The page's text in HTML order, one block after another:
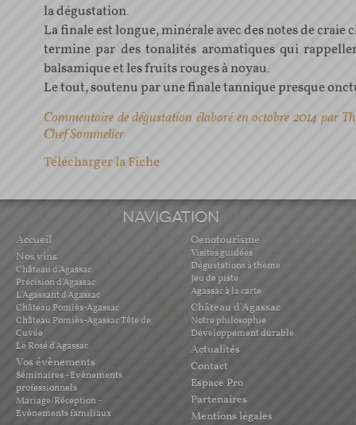
la dégustation.
La finale est longue, minérale avec des notes de craie
termine par des tonalités aromatiques qui
balsamique et les fruits rouges à noyau.
Le tout, soutenu par une finale tannique presque
Commentaire de dégustation élaboré en octobre 2014 par
Chef Sommelier
Télécharger la Fiche
NAVIGATION
Accueil
Nos vins
Château d'Agassac
Précision d'Agassac
L'Agassant d'Agassac
Château Pomiès-Agassac
Château Pomiès-Agassac Tête de
Cuvée
Le Rosé d'Agassac
Vos évènements
Séminaires - Evènements
professionnels
Mariage/Réception -
Evènements familiaux
Oenotourisme
Visites guidées
Dégustations à thème
Jeu de piste
Agassac à la carte
Château d'Agassac
Notre philosophie
Développement durable
Actualités
Contact
Espace Pro
Partenaires
Mentions légales